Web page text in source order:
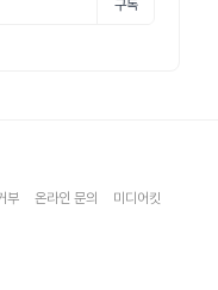
구독
부 온라인 문의 미디어킷